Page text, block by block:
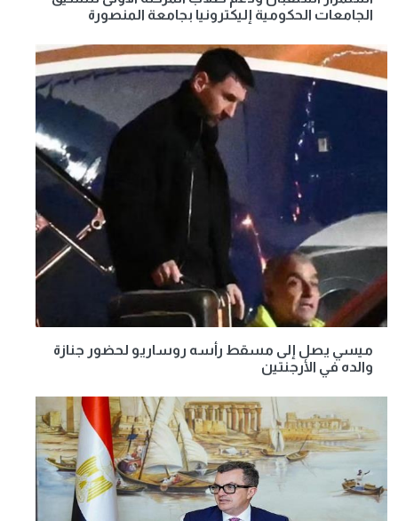
الجامعات الحكومية إليكترونيا بجامعة المنصورة
ميسي يصل إلى مسقط رأسه روساريو لحضور جنازة
والده في الأرجنتين